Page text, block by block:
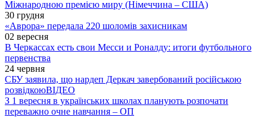
Міжнародною премією миру (Німеччина – США)
30 грудня
«Аврора» передала 220 шоломів захисникам
02 вересня
В Черкассах есть свои Месси и Роналду: итоги футбольного
первенства
24 червня
СБУ заявила, що нардеп Деркач завербований російською
розвідкоюВІДЕО
З 1 вересня в українських школах планують розпочати
переважно очне навчання – ОП